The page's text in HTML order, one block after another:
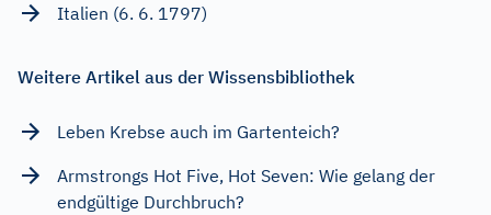
Italien (6. 6. 1797)
Weitere Artikel aus der Wissensbibliothek
Leben Krebse auch im Gartenteich?
Armstrongs Hot Five, Hot Seven: Wie gelang der
endgültige Durchbruch?